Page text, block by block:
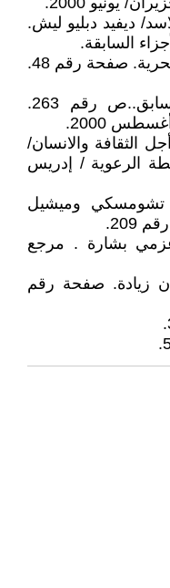
ديفيد دبليو ليش.
[11] كتاب سورية درب الآلام نحو الحرية. صفحة رقم 48.
[12] كتاب ربيع دمشق. مرجع سابق..ص رقم 263.
الثقافة والانسان/
الرعوية / إدريس
تشومسكي وميشيل
بشارة . مرجع
زيادة. صفحة رقم